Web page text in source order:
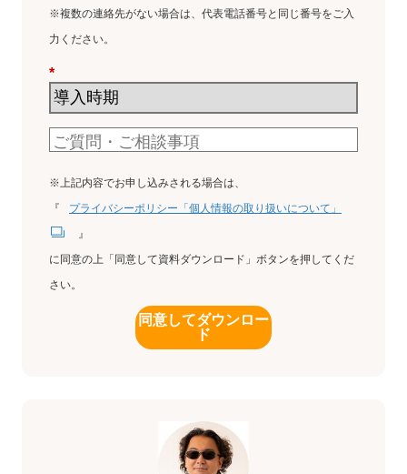
※複数の連絡先がない場合は、代表電話番号と同じ番号をご入
力ください。
*
※上記内容でお申し込みされる場合は、
『
プライバシーポリシー「個人情報の取り扱いについて」
』
に同意の上「同意して資料ダウンロード」ボタンを押してくだ
さい。
同意してダウンロー
ド